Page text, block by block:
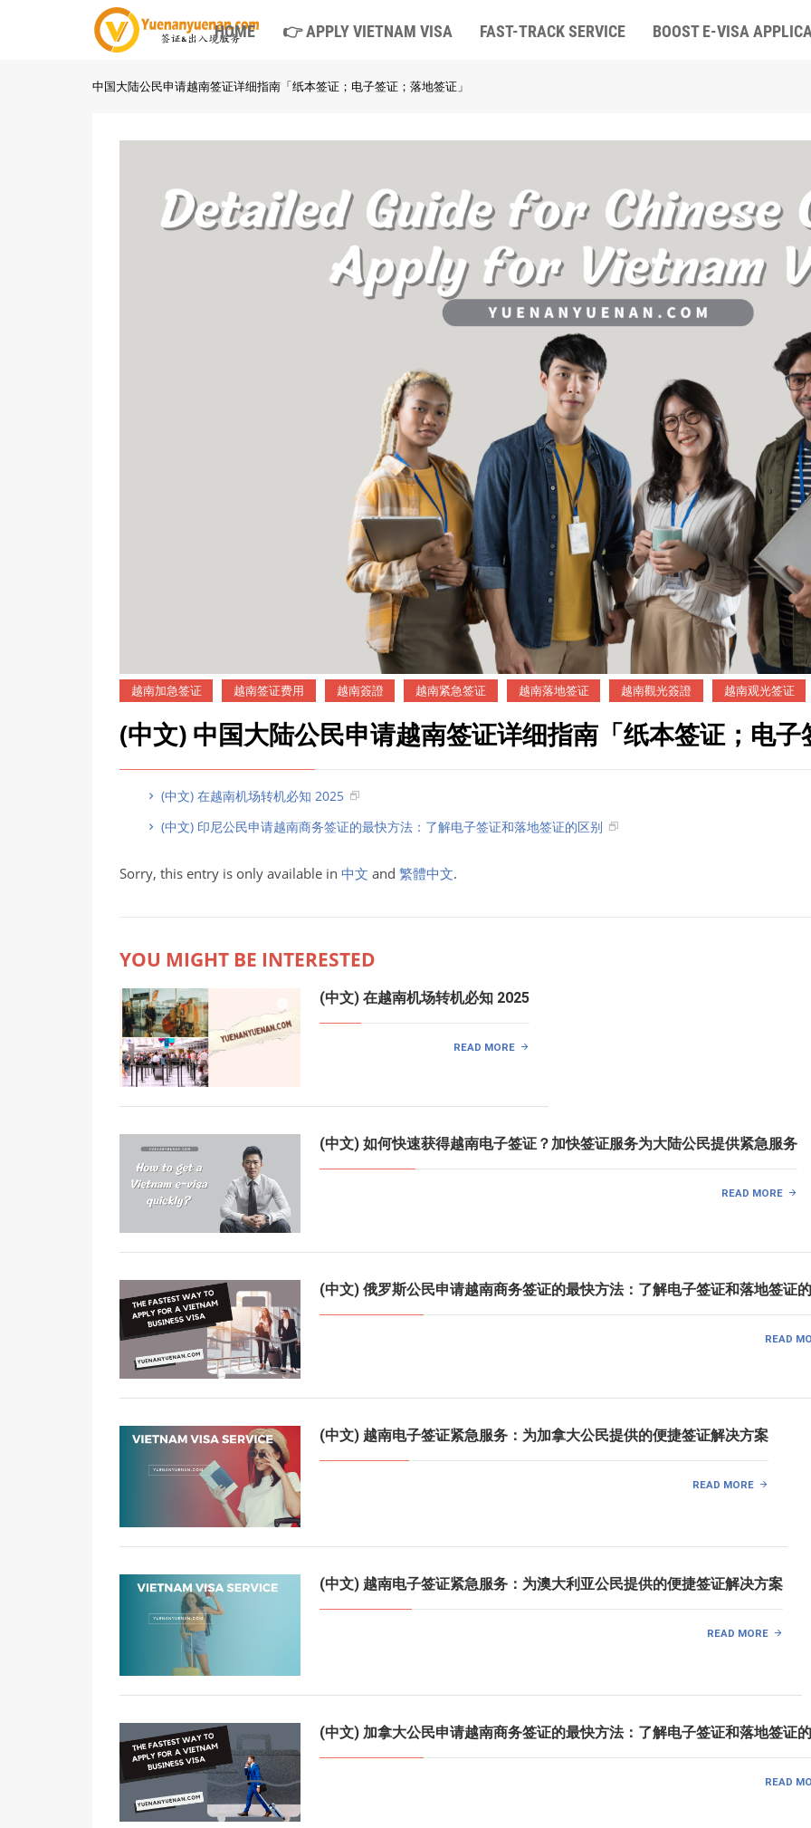
HOME 👉 APPLY VIETNAM VISA FAST-TRACK SERVICE BOOST E-VISA
中国大陆公民申请越南签证详细指南「纸本签证；电子签证；落地签证」
越南加急签证 越南签证费用 越南簽證 越南紧急签证 越南落地签证 越南觀光簽證 越南观光签证
(中文) 中国大陆公民申请越南签证详细指南「纸本签证；电
(中文) 在越南机场转机必知 2025
(中文) 印尼公民申请越南商务签证的最快方法：了解电子签证和落地签证的区别
Sorry, this entry is only available in 中文 and 繁體中文.
YOU MIGHT BE INTERESTED
(中文) 在越南机场转机必知 2025
READ MORE
(中文) 如何快速获得越南电子签证？加快签证服务为大陆公民提供紧急服务
READ MORE
(中文) 俄罗斯公民申请越南商务签证的最快方法：了解电子签证和落地签证
READ
(中文) 越南电子签证紧急服务：为加拿大公民提供的便捷签证解决方案
READ MORE
(中文) 越南电子签证紧急服务：为澳大利亚公民提供的便捷签证解决方案
READ MORE
(中文) 加拿大公民申请越南商务签证的最快方法：了解电子签证和落地签证
READ